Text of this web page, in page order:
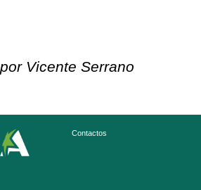
por Vicente Serrano
Contactos